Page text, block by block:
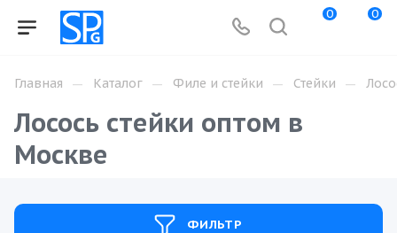
0 0
Главная — Каталог — Филе и стейки — Стейки —
Лосось стейки оптом в
Москве
ФИЛЬТР